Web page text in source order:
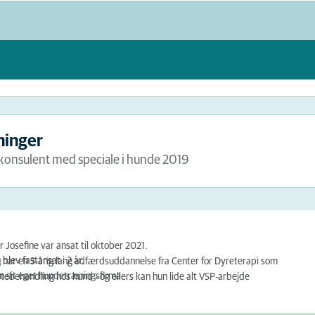
med speciale i hunde 2019
Josefine var ansat til oktober 2021.
fastansat i 2 år.
en 3-årig lang adfærdsuddannelse fra Center for Dyreterapi som
sit eget hundetræningsfirma.
hos hund - og ellers kan hun lide alt VSP-arbejde